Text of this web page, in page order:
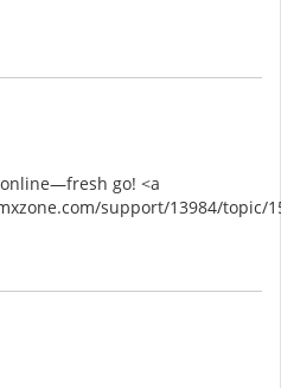
go! <a
support/13984/topic/